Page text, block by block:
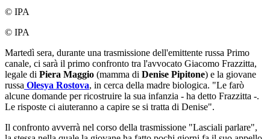
© IPA
© IPA
Martedì sera, durante una trasmissione dell'emittente russa Primo
canale, ci sarà il primo confronto tra l'avvocato Giacomo Frazzitta,
legale di Piera Maggio (mamma di Denise Pipitone) e la giovane
russa Olesya Rostova, in cerca della madre biologica. "Le farò
alcune domande per ricostruire la sua infanzia - ha detto Frazzitta -.
Le risposte ci aiuteranno a capire se si tratta di Denise".
Il confronto avverrà nel corso della trasmissione "Lasciali parlare",